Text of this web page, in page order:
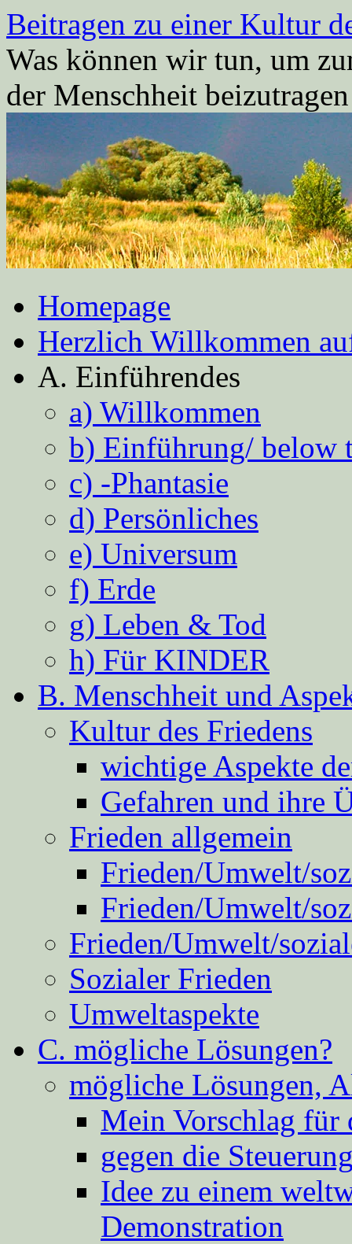
Zum
Inhalt
springen
Beitragen zu einer Kultur
Was können wir tun, um
der Menschheit
Homepage
Herzlich Willkommen
A. Einführendes
a) Willkommen
b) Einführung/ below
c) -Phantasie
d) Persönliches
e) Universum
f) Erde
g) Leben & Tod
h) Für KINDER
B. Menschheit und
Kultur des Friedens
wichtige Aspekte
Gefahren und ihre
Frieden allgemein
Frieden/Umwelt/
Frieden/Umwelt/
Frieden/Umwelt/
Sozialer Frieden
Umweltaspekte
C. mögliche Lösungen?
mögliche Lösungen,
Mein Vorschlag für
gegen die
Idee zu einem
Demonstration